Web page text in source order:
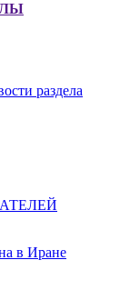
раздела
в Иране